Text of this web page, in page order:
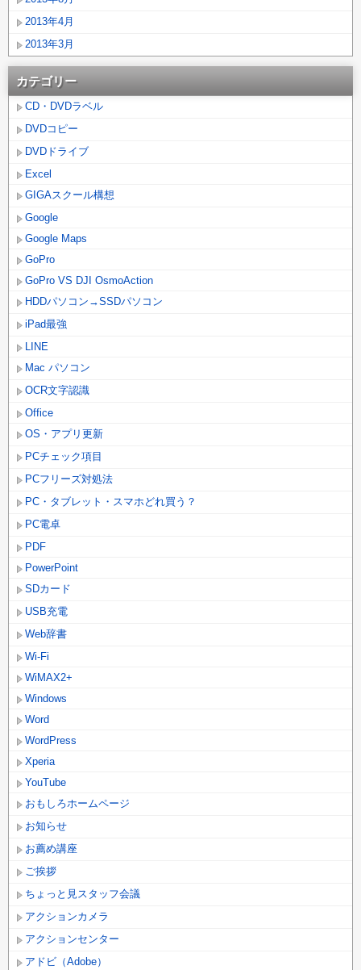
2013年4月
2013年3月
カテゴリー
CD・DVDラベル
DVDコピー
DVDドライブ
Excel
GIGAスクール構想
Google
Google Maps
GoPro
GoPro VS DJI OsmoAction
HDDパソコン→SSDパソコン
iPad最強
LINE
Mac パソコン
OCR文字認識
Office
OS・アプリ更新
PCチェック項目
PCフリーズ対処法
PC・タブレット・スマホどれ買う？
PC電卓
PDF
PowerPoint
SDカード
USB充電
Web辞書
Wi-Fi
WiMAX2+
Windows
Word
WordPress
Xperia
YouTube
おもしろホームページ
お知らせ
お薦め講座
ご挨拶
ちょっと見スタッフ会議
アクションカメラ
アクションセンター
アドビ（Adobe）